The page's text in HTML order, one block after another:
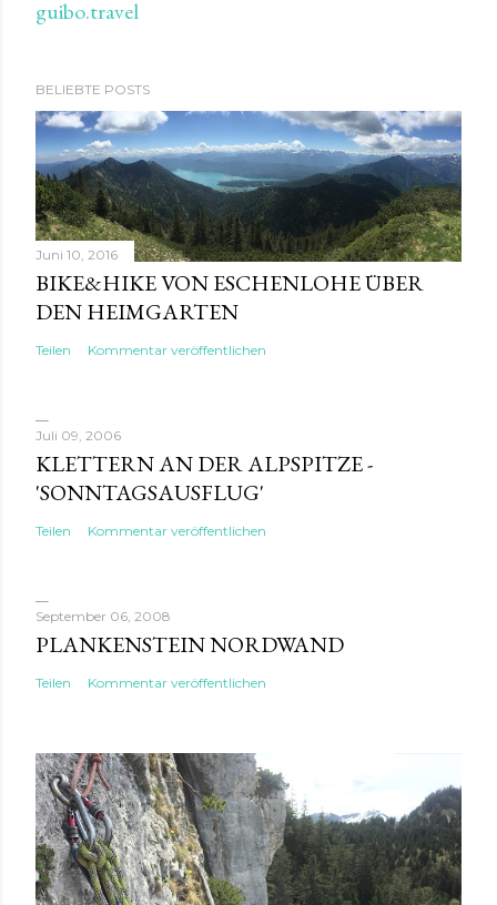
guibo.travel
BELIEBTE POSTS
Juni 10, 2016
BIKE&HIKE VON ESCHENLOHE ÜBER
DEN HEIMGARTEN
Teilen Kommentar veröffentlichen
Juli 09, 2006
KLETTERN AN DER ALPSPITZE -
'SONNTAGSAUSFLUG'
Teilen Kommentar veröffentlichen
September 06, 2008
PLANKENSTEIN NORDWAND
Teilen Kommentar veröffentlichen